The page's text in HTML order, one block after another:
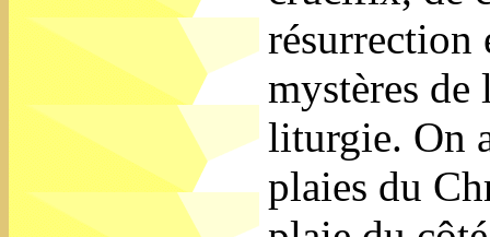
résurrection
mystères
liturgie. On
plaies du